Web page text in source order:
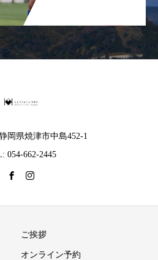
岡県焼津市中島452-1
054-662-2445
ご挨拶
オンライン予約